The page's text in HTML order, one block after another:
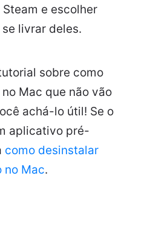
e escolher
livrar deles.
sobre como
Mac que não vão
achá-lo útil! Se o
aplicativo pré-
como desinstalar
no Mac.